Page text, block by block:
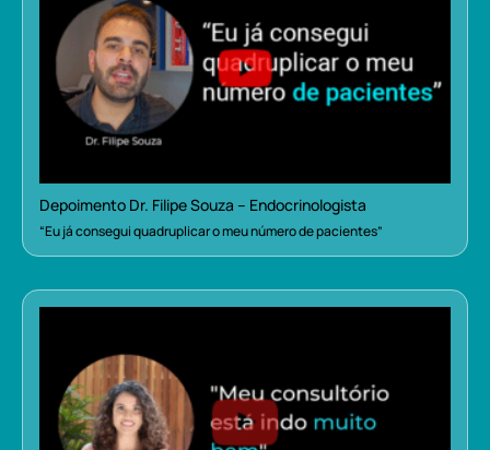
Depoimento Dr. Filipe Souza – Endocrinologista
“Eu já consegui quadruplicar o meu número de pacientes”